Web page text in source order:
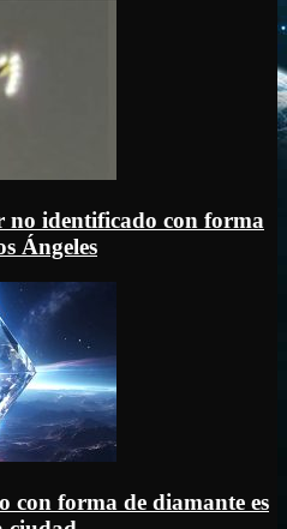
no identificado con forma
Ángeles
con forma de diamante es